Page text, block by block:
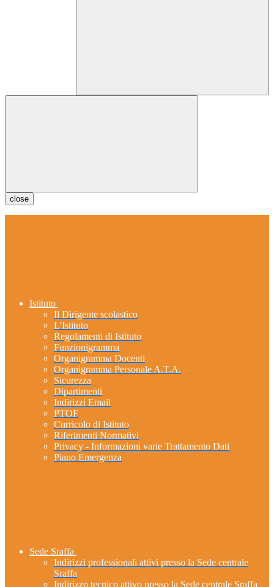
close
Istituto
Il Dirigente scolastico
L'Istituto
Regolamenti di Istituto
Funzionigramma
Organigramma Docenti
Organigramma Personale A.T.A.
Sicurezza
Dipartimenti
Indirizzi Email
PTOF
Curricolo di Istituto
Riferimenti Normativi
Privacy - Informazioni varie Trattamento Dati
Piano Emergenza
Sede Sraffa
Indirizzi professionali attivi presso la Sede centrale
Sraffa
Indirizzo tecnico attivo presso la Sede centrale Sraffa